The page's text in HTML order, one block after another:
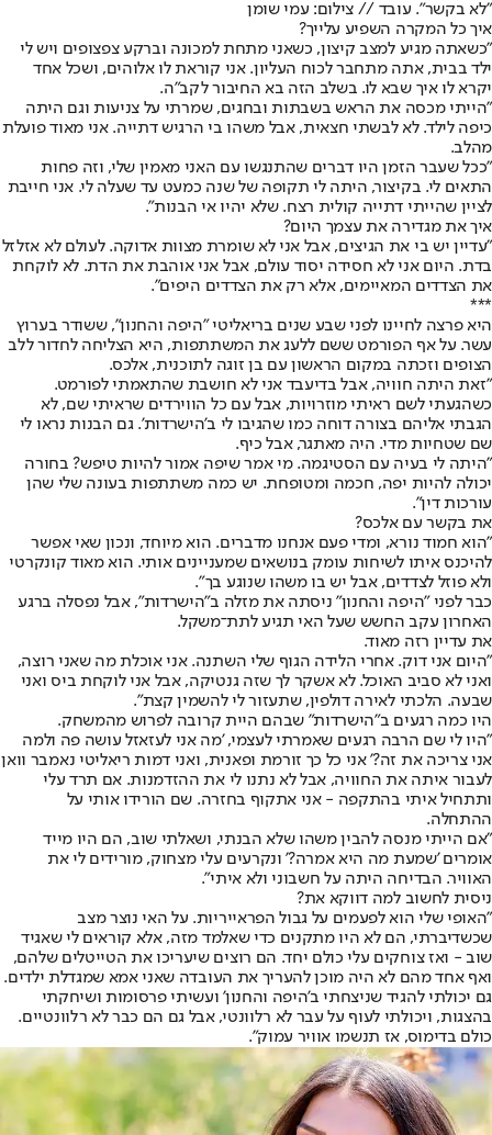
"לא בקשר". עובד // צילום: עמי שומן
איך כל המקרה השפיע עלייך?
"כשאתה מגיע למצב קיצון, כשאני מתחת למכונה וברקע צפצופים ויש לי
ילד בבית, אתה מתחבר לכוח העליון. אני קוראת לו אלוהים, ושכל אחד
יקרא לו איך שבא לו. בשלב הזה בא החיבור לקב"ה.
"הייתי מכסה את הראש בשבתות ובחגים, שמרתי על צניעות וגם היתה
כיפה לילד. לא לבשתי חצאית, אבל משהו בי הרגיש דתייה. אני מאוד פועלת
מהלב.
"ככל שעבר הזמן היו דברים שהתנגשו עם האני מאמין שלי, וזה פחות
התאים לי. בקיצור, היתה לי תקופה של שנה כמעט עד שעלה לי. אני חייבת
לציין שהייתי דתייה קולית רצח. שלא יהיו אי הבנות".
איך את מגדירה את עצמך היום?
"עדיין יש בי את הגיצים, אבל אני לא שומרת מצוות אדוקה. לעולם לא אזלזל
בדת. היום אני לא חסידה יסוד עולם, אבל אני אוהבת את הדת. לא לוקחת
את הצדדים המאיימים, אלא רק את הצדדים היפים".
***
היא פרצה לחיינו לפני שבע שנים בריאליטי "היפה והחנון", ששודר בערוץ
עשר. על אף הפורמט ששם ללעג את המשתתפות, היא הצליחה לחדור ללב
הצופים וזכתה במקום הראשון עם בן זוגה לתוכנית, אלכס.
"זאת היתה חוויה, אבל בדיעבד אני לא חושבת שהתאמתי לפורמט.
כשהגעתי לשם ראיתי מוזרויות, אבל עם כל הווירדים שראיתי שם, לא
הגבתי אליהם בצורה דוחה כמו שהגיבו לי ב'הישרדות'. גם הבנות נראו לי
שם שטחיות מדי. היה מאתגר, אבל כיף.
"היתה לי בעיה עם הסטיגמה. מי אמר שיפה אמור להיות טיפש? בחורה
יכולה להיות יפה, חכמה ומטופחת. יש כמה משתתפות בעונה שלי שהן
עורכות דין".
את בקשר עם אלכס?
"הוא חמוד נורא, ומדי פעם אנחנו מדברים. הוא מיוחד, ונכון שאי אפשר
להיכנס איתו לשיחות עומק בנושאים שמעניינים אותי. הוא מאוד קונקרטי
ולא פוזל לצדדים, אבל יש בו משהו שנוגע בך".
כבר לפני "היפה והחנון" ניסתה את מזלה ב"הישרדות", אבל נפסלה ברגע
האחרון עקב החשש שעל האי תגיע לתת־משקל.
את עדיין רזה מאוד.
"היום אני דוק. אחרי הלידה הגוף שלי השתנה. אני אוכלת מה שאני רוצה,
ואני לא סביב האוכל. לא אשקר לך שזה גנטיקה, אבל אני לוקחת ביס ואני
שבעה. הלכתי לאירה דולפין, שתעזור לי להשמין קצת".
היו כמה רגעים ב"הישרדות" שבהם היית קרובה לפרוש מהמשחק.
"היו לי שם הרבה רגעים שאמרתי לעצמי, 'מה אני לעזאזל עושה פה ולמה
אני צריכה את זה?' אני כל כך זורמת ופאנית, ואני דמות ריאליטי נאמבר וואן
לעבור איתה את החוויה, אבל לא נתנו לי את ההזדמנות. אם תרד עלי
ותתחיל איתי בהתקפה - אני אתקוף בחזרה. שם הורידו אותי על
ההתחלה.
"אם הייתי מנסה להבין משהו שלא הבנתי, ושאלתי שוב, הם היו מייד
אומרים 'שמעת מה היא אמרה?' ונקרעים עלי מצחוק, מורידים לי את
האוויר. הבדיחה היתה על חשבוני ולא איתי".
ניסית לחשוב למה דווקא את?
"האופי שלי הוא לפעמים על גבול הפראייריות. על האי נוצר מצב
שכשדיברתי, הם לא היו מתקנים כדי שאלמד מזה, אלא קוראים לי שאגיד
שוב - ואז צוחקים עלי כולם יחד. הם רוצים שיעריכו את הטייטלים שלהם,
ואף אחד מהם לא היה מוכן להעריך את העובדה שאני אמא שמגדלת ילדים.
גם יכולתי להגיד שניצחתי ב'היפה והחנון' ועשיתי פרסומות ושיחקתי
בהצגות, ויכולתי לעוף על עבר לא רלוונטי, אבל גם הם כבר לא רלוונטיים.
כולם בדימוס, אז תנשמו אוויר עמוק".